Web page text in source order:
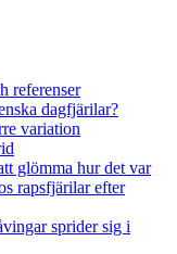
referenser
dagfjärilar?
variation
glömma hur det var
rapsfjärilar efter
sprider sig i